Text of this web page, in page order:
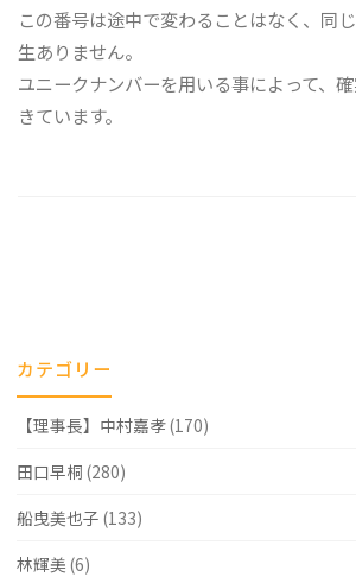
この番号は途中で変わることはなく、同
生ありません。
ユニークナンバーを用いる事によって、
きています。
カテゴリー
【理事長】中村嘉孝(170)
田口早桐 (280)
船曳美也子 (133)
林輝美 (6)